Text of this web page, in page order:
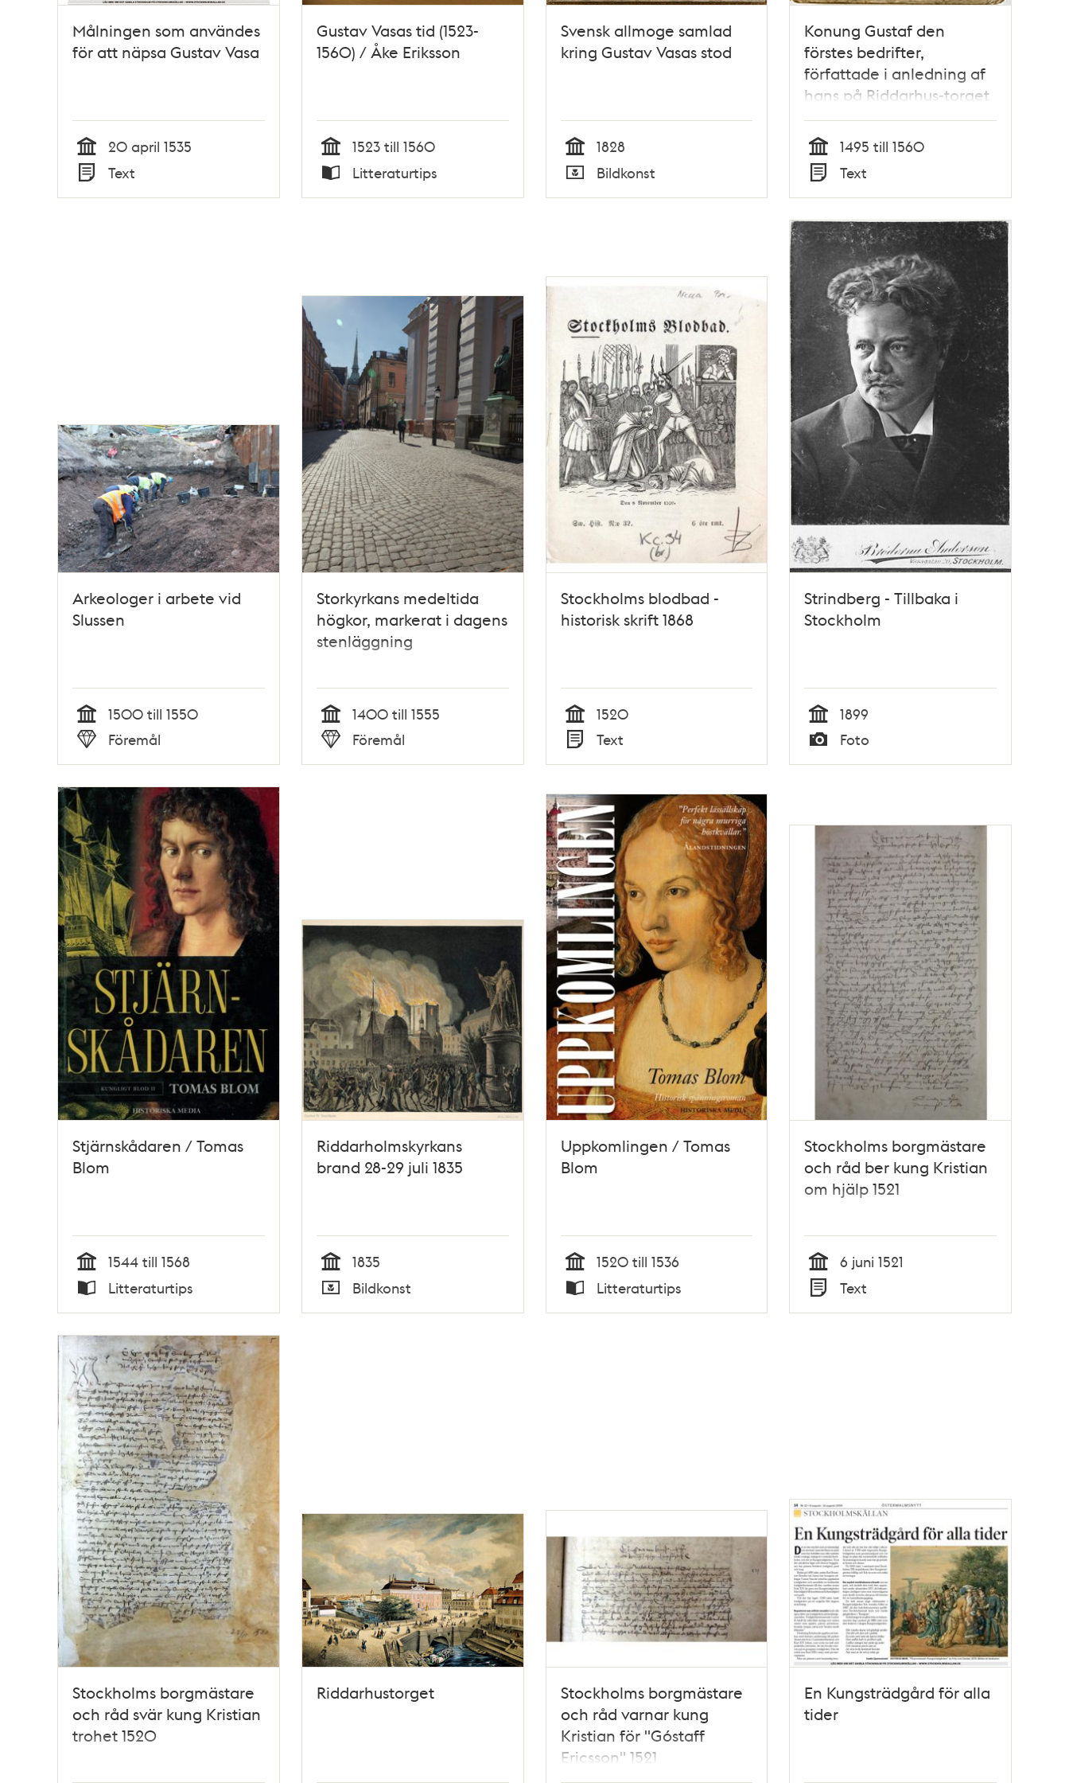
Målningen som användes
för att näpsa Gustav Vasa
Tid
20 april 1535
Text
Gustav Vasas tid (1523-
1560) / Åke Eriksson
Tid
1523 till 1560
Litteraturtips
Svensk allmoge samlad
kring Gustav Vasas stod
Tid
1828
Bildkonst
Konung Gustaf den
förstes bedrifter,
författade i anledning af
hans på Riddarhus-torget
i Stockholm upresta bild,
1774 / Jonas Hallström
Tid
1495 till 1560
Text
Arkeologer i arbete vid
Slussen
Tid
1500 till 1550
Typ
Föremål
Storkyrkans medeltida
högkor, markerat i dagens
stenläggning
Tid
1400 till 1555
Typ
Föremål
Stockholms blodbad -
historisk skrift 1868
Tid
1520
Typ
Text
Strindberg - Tillbaka i
Stockholm
Tid
1899
Typ
Foto
Stjärnskådaren / Tomas
Blom
Tid
1544 till 1568
Typ
Litteraturtips
Riddarholmskyrkans
brand 28-29 juli 1835
Tid
1835
Typ
Bildkonst
Uppkomlingen / Tomas
Blom
Tid
1520 till 1536
Typ
Litteraturtips
Stockholms borgmästare
och råd ber kung Kristian
om hjälp 1521
Tid
6 juni 1521
Typ
Text
Stockholms borgmästare
och råd svär kung Kristian
trohet 1520
Riddarhustorget
Stockholms borgmästare
och råd varnar kung
Kristian för "Góstaff
Ericsson" 1521
En Kungsträdgård för alla
tider